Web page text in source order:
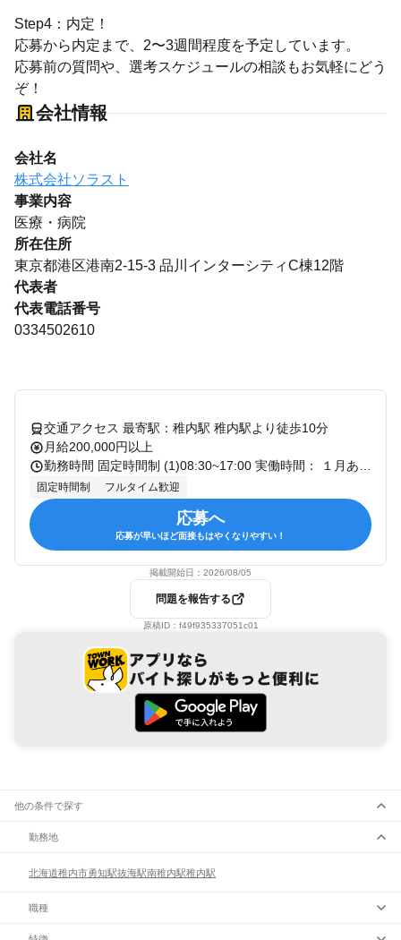
Step4：内定！
応募から内定まで、2〜3週間程度を予定しています。
応募前の質問や、選考スケジュールの相談もお気軽にどう
ぞ！
会社情報
会社名
株式会社ソラスト
事業内容
医療・病院
所在住所
東京都港区港南2-15-3 品川インターシティC棟12階
代表者
代表電話番号
0334502610
交通アクセス 最寄駅：稚内駅 稚内駅より徒歩10分
月給200,000円以上
固定時間制 フルタイム歓迎
応募へ
応募が早いほど面接もはやくなりやすい！
掲載開始日： 2026/08/05
問題を報告する
原稿ID： f49f935337051c01
他の条件で探す
勤務地
北海道稚内市勇知駅抜海駅南稚内駅稚内駅
職種